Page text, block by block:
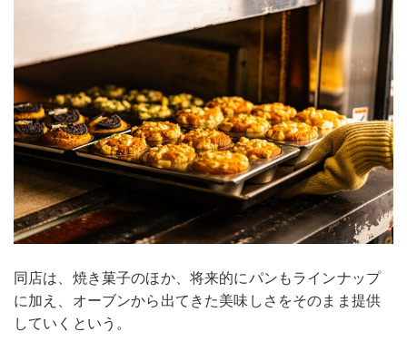
同店は、焼き菓子のほか、将来的にパンもラインナップ
に加え、オーブンから出てきた美味しさをそのまま提供
していくという。